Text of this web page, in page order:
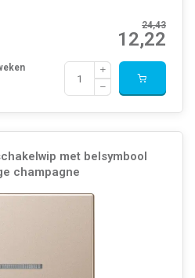
24,43
12,22
met belsymbool
champagne